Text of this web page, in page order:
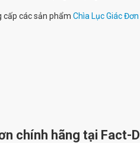
các sản phẩm Chìa Lục Giác Đơn
chính hãng tại Fact-